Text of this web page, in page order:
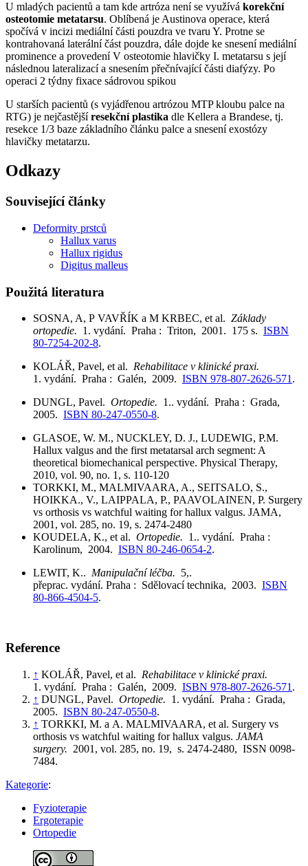
U mladých pacientů a tam kde artróza není se využívá korekční
osteotomie metatarsu. Oblíbená je Austinova operace, která
spočívá v incizi mediální části pouzdra ve tvaru Y. Protne se
kontrahovaná laterální část pouzdra, dále dojde ke snesení mediální
prominence a provedení V osteotomie hlavičky I. metatarsu s její
následnou lateralizací a snesením přečnívající části diafýzy. Po
operaci 2 týdny fixace sádrovou spikou
U starších pacientů (s vyjádřenou artrózou MTP kloubu palce na
RTG) je nejčastějšíresekční plastika dle Kellera a Brandese, tj.
resekce 1/3 baze základního článku palce a snesení exostózy
hlavičky metatarzu.
Odkazy
Související články
Deformity prstců
Hallux varus
Hallux rigidus
Digitus malleus
Použitá literatura
SOSNA, A, P VAVŘÍK a M KRBEC, et al. Základy
ortopedie. 1. vydání. Praha : Triton, 2001. 175 s. ISBN
80-7254-202-8.
KOLÁŘ, Pavel, et al. Rehabilitace v klinické praxi.
1. vydání. Praha : Galén, 2009. ISBN 978-807-2626-571 .
DUNGL, Pavel. Ortopedie. 1.. vydání. Praha : Grada,
2005. ISBN 80-247-0550-8.
GLASOE, W. M., NUCKLEY, D. J., LUDEWIG, P.M.
Hallux valgus and the first metatarsal arch segment: A
theoretical biomechanical perspective. Physical Therapy,
2010, vol. 90, no. 1, s. 110-120
TORKKI, M., MALMIVAARA, A., SEITSALO, S.,
HOIKKA., V., LAIPPALA, P., PAAVOLAINEN, P. Surgery
vs orthosis vs watchful waiting for hallux valgus. JAMA,
2001, vol. 285, no. 19, s. 2474-2480
KOUDELA, K., et al. Ortopedie. 1.. vydání. Praha :
Karolinum, 2004. ISBN 80-246-0654-2.
LEWIT, K.. Manipulační léčba. 5,.
přeprac. vydání. Praha : Sdělovací technika, 2003. ISBN
80-866-4504-5.
Reference
↑ KOLÁŘ, Pavel, et al. Rehabilitace v klinické praxi.
1. vydání. Praha : Galén, 2009. ISBN 978-807-2626-571 .
↑ DUNGL, Pavel. Ortopedie. 1. vydání. Praha : Grada,
2005. ISBN 80-247-0550-8.
↑ TORKKI, M. a A. MALMIVAARA, et al. Surgery vs
orthosis vs watchful waiting for hallux valgus. JAMA
surgery. 2001, vol. 285, no. 19, s. 2474-2480, ISSN 0098-
7484.
Kategorie:
Fyzioterapie
Ergoterapie
Ortopedie